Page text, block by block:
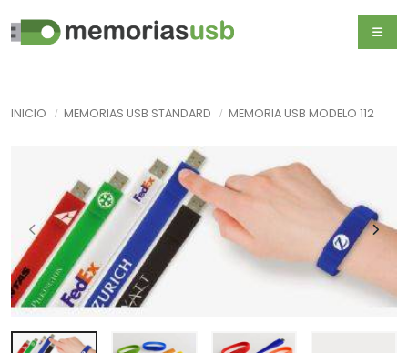
INICIO MEMORIAS USB STANDARD MEMORIA USB MODELO 112